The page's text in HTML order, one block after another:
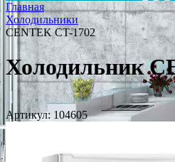
Главная
Холодильники
CENTEK CT-1702
Холодильник
Артикул: 104605